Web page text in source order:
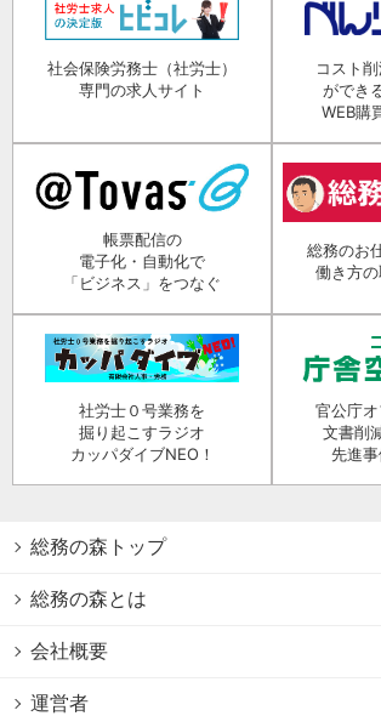
社会保険労務士（社労士）
専門の求人サイト
コスト
ができ
WEB購
帳票配信の
電子化・自動化で
「ビジネス」をつなぐ
総務のお
働き方
社労士０号業務を
掘り起こすラジオ
カッパダイブNEO！
官公庁
文書削
先進事
総務の森トップ
総務の森とは
会社概要
運営者